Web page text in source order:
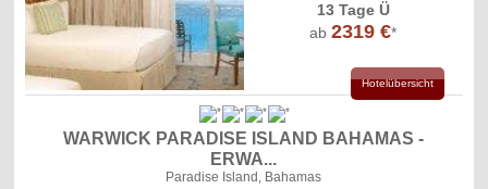
13 Tage Ü
ab2319 €*
Hotelübersicht
WARWICK PARADISE ISLAND BAHAMAS -
ERWA...
Paradise Island, Bahamas